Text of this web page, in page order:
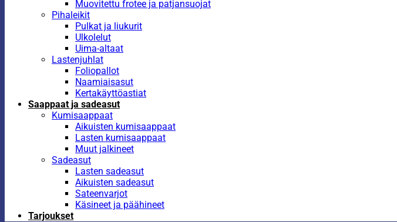
Muovitettu frotee ja patjansuojat
Pihaleikit
Pulkat ja liukurit
Ulkolelut
Uima-altaat
Lastenjuhlat
Foliopallot
Naamiaisasut
Kertakäyttöastiat
Saappaat ja sadeasut
Kumisaappaat
Aikuisten kumisaappaat
Lasten kumisaappaat
Muut jalkineet
Sadeasut
Lasten sadeasut
Aikuisten sadeasut
Sateenvarjot
Käsineet ja päähineet
Tarjoukset